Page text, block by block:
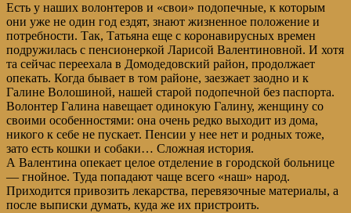
Есть у наших волонтеров и «свои» подопечные, к которым
они уже не один год ездят, знают жизненное положение и
потребности. Так, Татьяна еще с коронавирусных времен
подружилась с пенсионеркой Ларисой Валентиновной. И хотя
та сейчас переехала в Домодедовский район, продолжает
опекать. Когда бывает в том районе, заезжает заодно и к
Галине Волошиной, нашей старой подопечной без паспорта.
Волонтер Галина навещает одинокую Галину, женщину со
своими особенностями: она очень редко выходит из дома,
никого к себе не пускает. Пенсии у нее нет и родных тоже,
зато есть кошки и собаки… Сложная история.
А Валентина опекает целое отделение в городской больнице
— гнойное. Туда попадают чаще всего «наш» народ.
Приходится привозить лекарства, перевязочные материалы, а
после выписки думать, куда же их пристроить.